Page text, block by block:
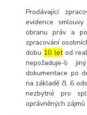
Prodávající
evidence
obranu práv a
zpracování
dobu 10 letod
nepožaduje-li
dokumentace po
na základě čl. 6
nezbytné pro
oprávněných zájmů